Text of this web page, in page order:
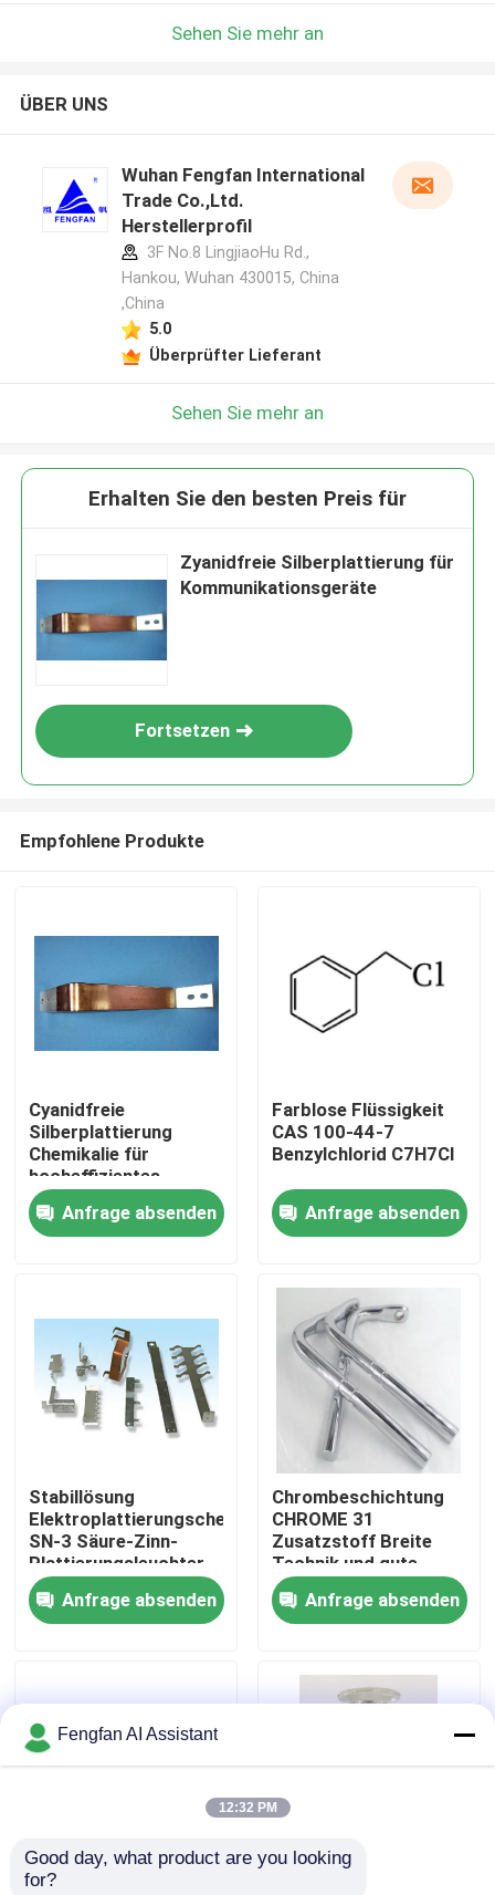
Produkte
Videos
Werksbesichtigung
Qualitätskontrolle
Nachrichten
Chemikalien zur Verzinkung
Sehen Sie mehr an
ÜBER UNS
Wuhan Fengfan International
Trade Co.,Ltd.
Herstellerprofil
3F No.8 LingjiaoHu Rd.,
Hankou, Wuhan 430015, China
,China
5.0
Überprüfter Lieferant
Sehen Sie mehr an
Erhalten Sie den besten Preis für
Zyanidfreie Silberplattierung für
Kommunikationsgeräte
Fortsetzen
Empfohlene Produkte
Cyanidfreie
Silberplattierung
Chemikalie für
hocheffizientes
Elektroplattieren
Anfrage absenden
Farblose Flüssigkeit
CAS 100-44-7
Benzylchlorid C7H7Cl
Anfrage absenden
Stabillösung
Elektroplattierungschemikalien
SN-3 Säure-Zinn-
Plattierungsleuchter
Anfrage absenden
Chrombeschichtung
CHROME 31
Zusatzstoff Breite
Technik und gute
Abdeckung
Anfrage absenden
40% H2S-
Fengfan AI Assistant
12:32 PM
Good day, what product are you looking
for?